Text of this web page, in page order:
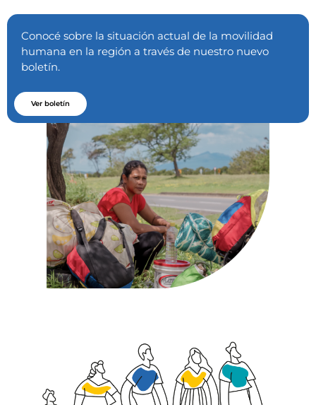
Conocé sobre la situación actual de la movilidad
humana en la región a través de nuestro nuevo
boletín.
Ver boletín